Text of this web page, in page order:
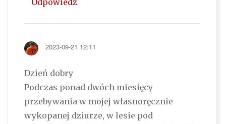
Odpowiedz
2023-09-21 12:11
Dzień dobry
Podczas ponad dwóch miesięcy
przebywania w mojej własnoręcznie
wykopanej dziurze, w lesie pod